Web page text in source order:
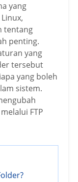
yang
tentang
penting.
yang
tersebut
yang boleh
sistem.
FTP